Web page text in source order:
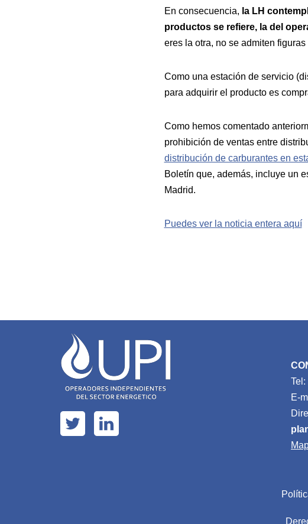
En consecuencia, la LH
productos se refiere, la del
eres la otra, no se admiten figuras
Como una estación de servicio
para adquirir el producto es
Como hemos comentado
prohibición de ventas entre
distribución de carburantes en
Boletín que, además, incluye un
Madrid.
Puedes ver la noticia entera aquí
Tel:
E-